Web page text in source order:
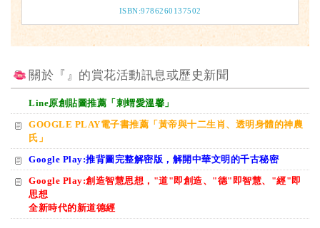
ISBN:9786260137502
關於『』的賞花活動訊息或歷史新聞
Line原創貼圖推薦「刺蝟愛溫馨」
GOOGLE PLAY電子書推薦「黃帝與十二生肖、透明身體的神農
氏」
Google Play:推背圖完整解密版，解開中華文明的千古秘密
Google Play:創造智慧思想，"道"即創造、"德"即智慧、"經"即
思想
全新時代的新道德經